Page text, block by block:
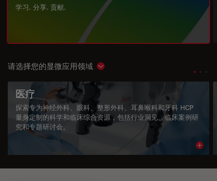
学习. 分享. 贡献.
请选择您的显微应用领域 Show subnavigation
医疗
探索专为神经外科、眼科、整形外科、耳鼻喉科和牙科 HCP
量身定制的科学和临床综合资源，包括行业洞见、临床案例研
究和专题研讨会。